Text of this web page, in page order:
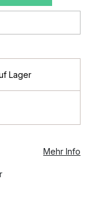
Lager
Mehr Info